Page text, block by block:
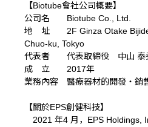
【Biotube會社公司概要】
公司名 Biotube Co., Ltd.
地 址 2F Ginza Otake
Chuo-ku, Tokyo
代表者 代表取締役 中山 泰
成 立 2017年
業務內容 醫療器材的開發・銷
【關於EPS創健科技】
2021 年4 月，EPS Holdings,